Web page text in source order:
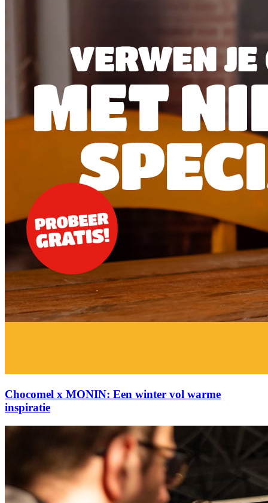
Chocomel x MONIN: Een winter vol warme
inspiratie